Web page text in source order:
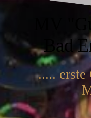
MV
Bad
..... erste